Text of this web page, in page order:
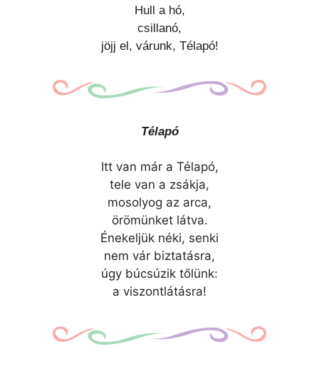
Hull a hó,
csillanó,
jöjj el, várunk, Télapó!
Télapó
Itt van már a Télapó,
tele van a zsákja,
mosolyog az arca,
örömünket látva.
Énekeljük néki, senki
nem vár biztatásra,
úgy búcsúzik tőlünk:
a viszontlátásra!